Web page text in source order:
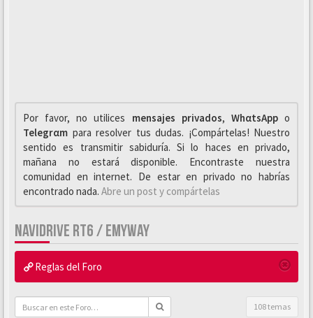
Por favor, no utilices mensajes privados, WhαtsAppo
Telegrαm para resolver tus dudas. ¡Compártelas! Nuestro
sentido es transmitir sabiduría. Si lo haces en privado,
mañana no estará disponible. Encontraste nuestra
comunidad en internet. De estar en privado no habrías
encontrado nada. Abre un post y compártelas
NAVIDRIVE RT6 / EMYWAY
Reglas del Foro
108 temas